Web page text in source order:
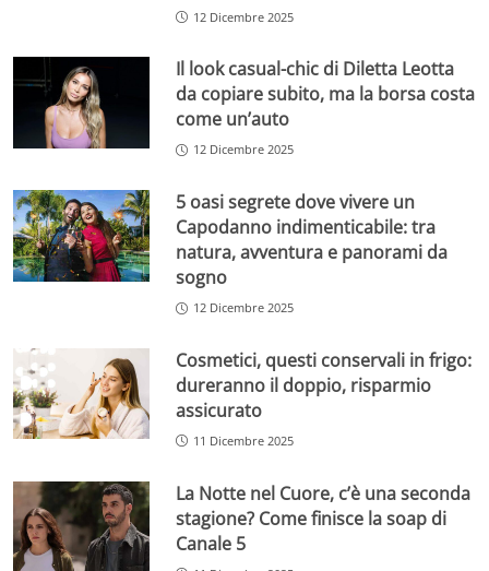
12 Dicembre 2025
Il look casual-chic di Diletta Leotta
da copiare subito, ma la borsa costa
come un’auto
12 Dicembre 2025
5 oasi segrete dove vivere un
Capodanno indimenticabile: tra
natura, avventura e panorami da
sogno
12 Dicembre 2025
Cosmetici, questi conservali in frigo:
dureranno il doppio, risparmio
assicurato
11 Dicembre 2025
La Notte nel Cuore, c’è una seconda
stagione? Come finisce la soap di
Canale 5